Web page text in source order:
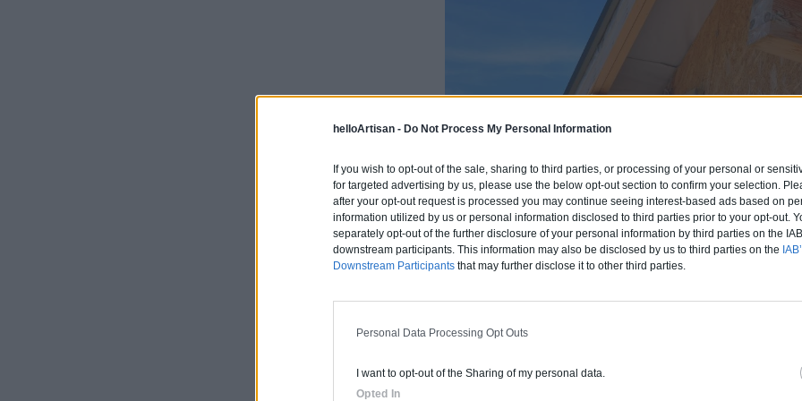
helloArtisan - Do Not Process My Personal Information
If you wish to opt-out of the sale, sharing to third parties, or processing of your personal or
for targeted advertising by us, please use the below opt-out section to confirm your selection.
after your opt-out request is processed you may continue seeing interest-based ads based on
information utilized by us or personal information disclosed to third parties prior to your opt-out.
separately opt-out of the further disclosure of your personal information by third parties on the
downstream participants. This information may also be disclosed by us to third parties on the
Downstream Participants that may further disclose it to other third parties.
Personal Data Processing Opt Outs
I want to opt-out of the Sharing of my personal data.
Opted In
Quel prix pour faire isoler ma
Si l’isolation par l’extérieur coûte plus cher qu’une
faites, en même temps, un ravalement de façade.
En effet, certains frais ne seront applicables qu’une
simplifie également les démarches.